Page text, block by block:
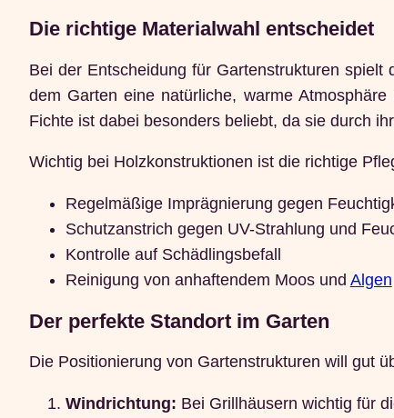
Die richtige Materialwahl entscheidet
Bei der Entscheidung für Gartenstrukturen
dem Garten eine natürliche, warme
Fichte ist dabei besonders beliebt, da sie durch
Wichtig bei Holzkonstruktionen ist die richtige
Regelmäßige Imprägnierung gegen
Schutzanstrich gegen UV-Strahlung und
Kontrolle auf Schädlingsbefall
Reinigung von anhaftendem Moos und Algen
Der perfekte Standort im Garten
Die Positionierung von Gartenstrukturen will gut
Windrichtung: Bei Grillhäusern wichtig für